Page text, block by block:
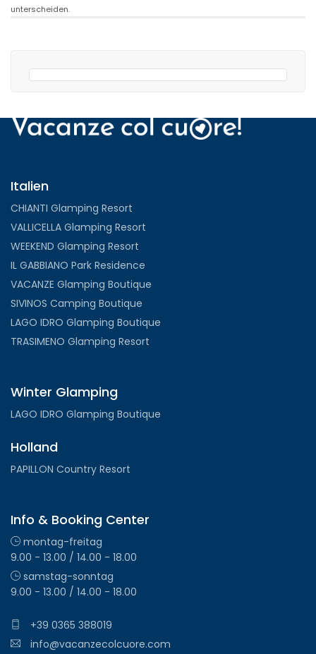
unterscheiden.
Italien
CHIANTI Glamping Resort
VALLICELLA Glamping Resort
WEEKEND Glamping Resort
IL GABBIANO Park Residence
VACANZE Glamping Boutique
SIVINOS Camping Boutique
LAGO IDRO Glamping Boutique
TRASIMENO Glamping Resort
Winter Glamping
LAGO IDRO Glamping Boutique
Holland
PAPILLON Country Resort
Info & Booking Center
montag-freitag
9.00 - 13.00 / 14.00 - 18.00
samstag-sonntag
9.00 - 13.00 / 14.00 - 18.00
+39 0365 388019
info@vacanzecolcuore.com